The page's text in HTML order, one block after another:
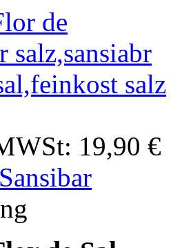
19,90 €
Sansibar